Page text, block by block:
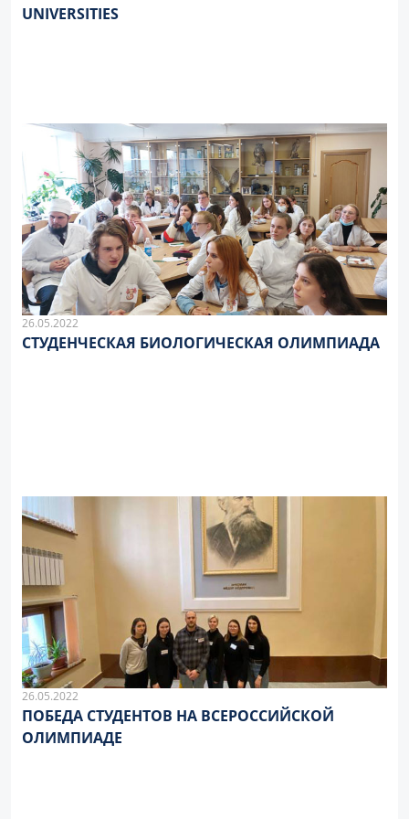
UNIVERSITIES
26.05.2022
СТУДЕНЧЕСКАЯ БИОЛОГИЧЕСКАЯ ОЛИМПИАДА
26.05.2022
ПОБЕДА СТУДЕНТОВ НА ВСЕРОССИЙСКОЙ
ОЛИМПИАДЕ